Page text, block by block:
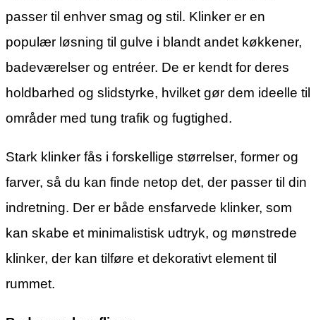
passer til enhver smag og stil. Klinker er en
populær løsning til gulve i blandt andet køkkener,
badeværelser og entréer. De er kendt for deres
holdbarhed og slidstyrke, hvilket gør dem ideelle til
områder med tung trafik og fugtighed.
Stark klinker fås i forskellige størrelser, former og
farver, så du kan finde netop det, der passer til din
indretning. Der er både ensfarvede klinker, som
kan skabe et minimalistisk udtryk, og mønstrede
klinker, der kan tilføre et dekorativt element til
rummet.